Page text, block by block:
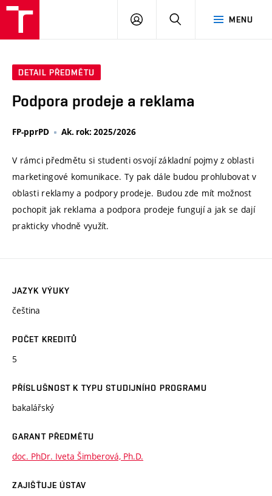
MENU
PŘIHLÁSIT
DETAIL PŘEDMĚTU
Podpora prodeje a reklama
FP-pprPD Ak. rok: 2025/2026
V rámci předmětu si studenti osvojí základní pojmy z oblasti
marketingové komunikace. Ty pak dále budou prohlubovat v
oblasti reklamy a podpory prodeje. Budou zde mít možnost
pochopit jak reklama a podpora prodeje fungují a jak se dají
prakticky vhodně využít.
JAZYK VÝUKY
čeština
POČET KREDITŮ
5
PŘÍSLUŠNOST K TYPU STUDIJNÍHO PROGRAMU
bakalářský
GARANT PŘEDMĚTU
doc. PhDr. Iveta Šimberová, Ph.D.
ZAJIŠŤUJE ÚSTAV